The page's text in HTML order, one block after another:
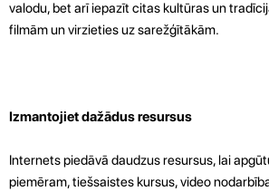
valodu, bet arī iepazīt citas kultūras un
filmām un virzieties uz sarežģītākām.
Izmantojiet dažādus resursus
Internets piedāvā daudzus resursus, lai
piemēram, tiešsaistes kursus, video